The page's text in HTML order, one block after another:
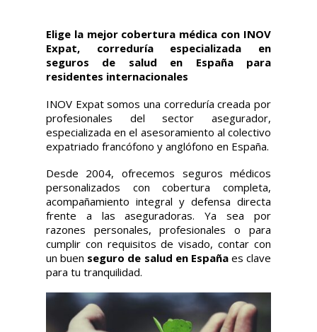
Elige la mejor cobertura médica con INOV
Expat, correduría especializada en
seguros de salud en España para
residentes internacionales
INOV Expat somos una correduría creada por
profesionales del sector asegurador,
especializada en el asesoramiento al colectivo
expatriado francófono y anglófono en España.
Desde 2004, ofrecemos seguros médicos
personalizados con cobertura completa,
acompañamiento integral y defensa directa
frente a las aseguradoras. Ya sea por
razones personales, profesionales o para
cumplir con requisitos de visado, contar con
un buen seguro de salud en Españaes clave
para tu tranquilidad.